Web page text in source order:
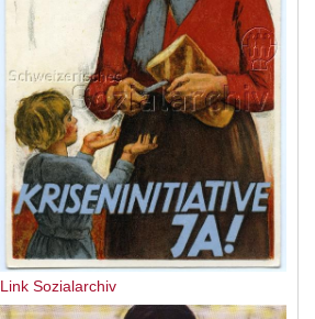
Link Sozialarchiv